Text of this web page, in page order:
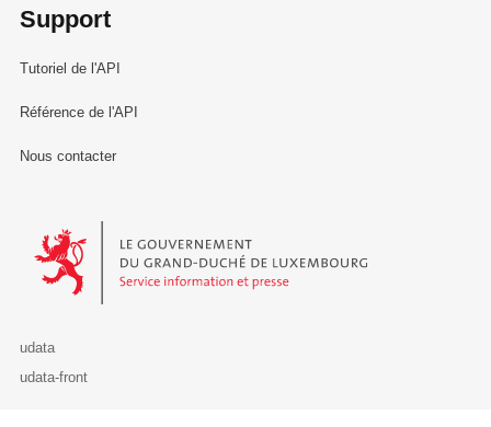
Support
Tutoriel de l'API
Référence de l'API
Nous contacter
Le Gouvernement du Grand-Duché de Luxembourg - Service
udata
udata-front